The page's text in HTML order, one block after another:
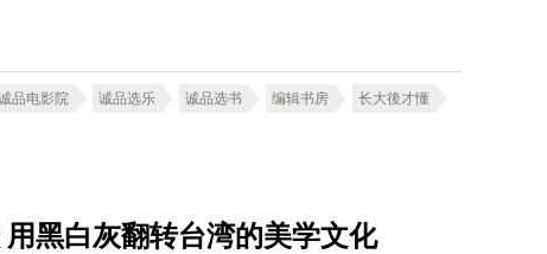
品电影院 诚品选乐 诚品选书 编辑书房 长大後才懂
黑白灰翻转台湾的美学文化